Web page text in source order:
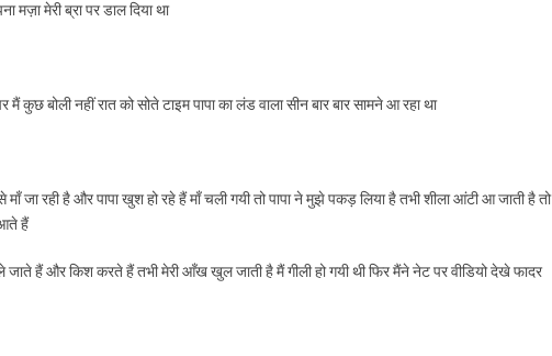
मज़ा मेरी ब्रा पर डाल दिया था
कुछ बोली नहीं रात को सोते टाइम पापा का लंड वाला सीन बार बार सामने आ रहा था
जा रही है और पापा खुश हो रहे हैं माँ चली गयी तो पापा ने मुझे पकड़ लिया है तभी शीला आंटी आ जाती है तो
हैं
जाते हैं और किश करते हैं तभी मेरी आँख खुल जाती है मैं गीली हो गयी थी फिर मैंने नेट पर वीडियो देखे फादर